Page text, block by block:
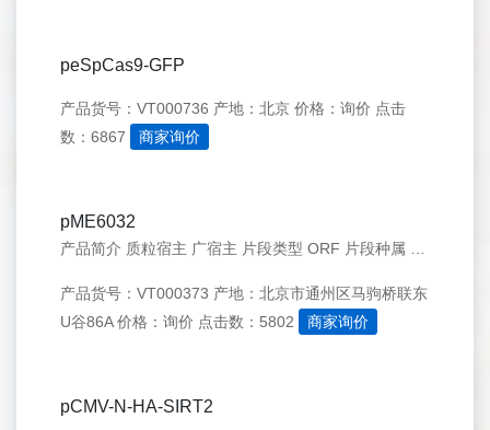
peSpCas9-GFP
产品货号：VT000736 产地：北京 价格：询价 点击
数：6867
商家询价
pME6032
产品货号：VT000373 产地：北京市通州区马驹桥联东
U谷86A 价格：询价 点击数：5802 商家询价
pCMV-N-HA-SIRT2